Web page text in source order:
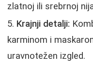
zlatnoj ili srebrnoj
Krajnji detalji:
karminom i
uravnotežen izgled.